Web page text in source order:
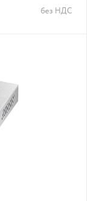
без НДС